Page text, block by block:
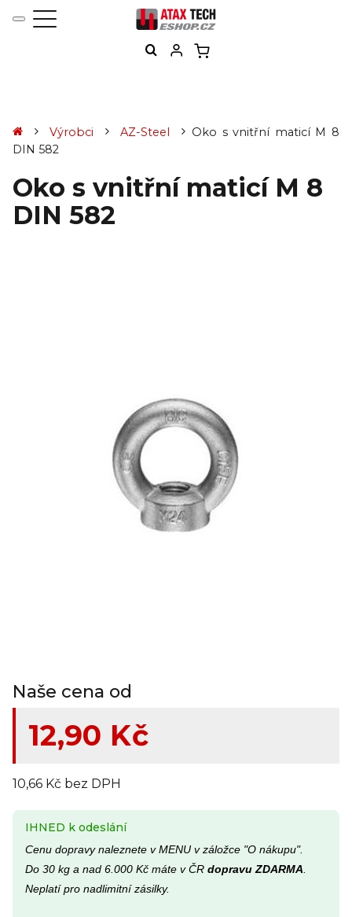
Výrobci AZ-Steel
Oko s vnitřní maticí M 8
DIN 582
Oko s vnitřní maticí M 8
DIN 582
Naše cena od
12,90 Kč
10,66 Kč bez DPH
IHNED k odeslání
Cenu dopravy naleznete v MENU v záložce "O nákupu".
Do 30 kg a nad 6.000 Kč máte v ČR dopravu ZDARMA
Neplatí pro nadlimitní zásilky.